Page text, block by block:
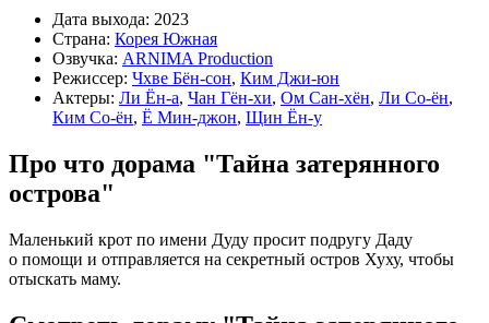
Дата выхода: 2023
Страна: Корея Южная
Озвучка: ARNIMA Production
Режиссер: Чхве Бён-сон, Ким Джи-юн
Актеры: Ли Ён-а, Чан Гён-хи, Ом Сан-хён, Ли Со-ён,
Ким Со-ён, Ё Мин-джон, Щин Ён-у
Про что дорама "Тайна затерянного
острова"
Маленький крот по имени Дуду просит подругу Даду
о помощи и отправляется на секретный остров Хуху, чтобы
отыскать маму.